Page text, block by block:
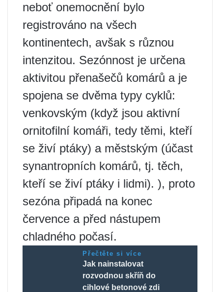
neboť onemocnění bylo
registrováno na všech
kontinentech, avšak s různou
intenzitou. Sezónnost je určena
aktivitou přenašečů komárů a je
spojena se dvěma typy cyklů:
venkovským (když jsou aktivní
ornitofilní komáři, tedy těmi, kteří
se živí ptáky) a městským (účast
synantropních komárů, tj. těch,
kteří se živí ptáky i lidmi). ), proto
sezóna připadá na konec
července a před nástupem
chladného počasí.
Přečtěte si více
Jak nainstalovat
rozvodnou skříň do
cihlové betonové zdi